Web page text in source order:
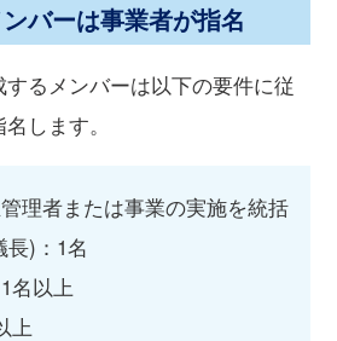
バーは事業者が指名
るメンバーは以下の要件に従
します。
理者または事業の実施を統括
長)：1名
名以上
上